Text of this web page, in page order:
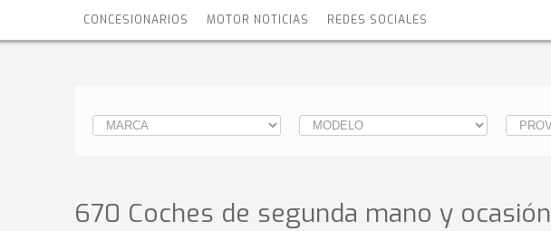
CONCESIONARIOS MOTOR NOTICIAS REDES SOCIALES
670 Coches de segunda mano y ocasión